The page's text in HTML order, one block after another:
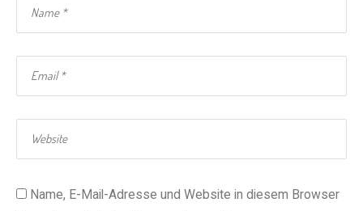
Name, E-Mail-Adresse und Website in diesem Browser